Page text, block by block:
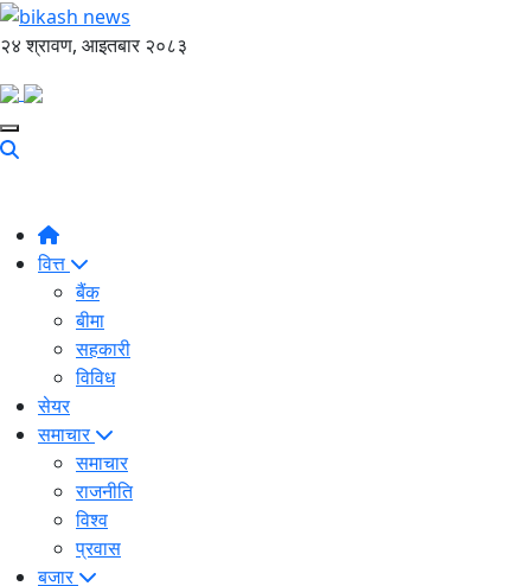
२४ श्रावण, आइतबार २०८३
वित्त
बैंक
बीमा
सहकारी
विविध
सेयर
समाचार
समाचार
राजनीति
विश्व
प्रवास
बजार